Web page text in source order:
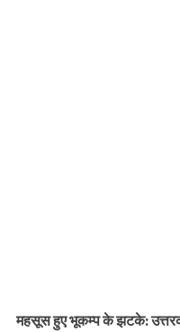
महसूस हुए भूकम्प के झटके: